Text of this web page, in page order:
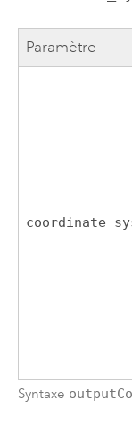
Paramètre
Syntaxe